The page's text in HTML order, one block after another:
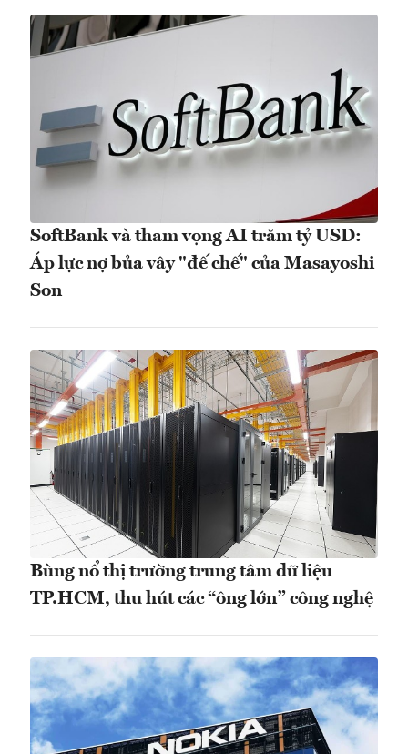
SoftBank và tham vọng AI trăm tỷ USD:
Áp lực nợ bủa vây "đế chế" của Masayoshi
Son
Bùng nổ thị trường trung tâm dữ liệu
TP.HCM, thu hút các “ông lớn” công nghệ